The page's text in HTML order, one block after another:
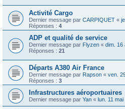
Activité Cargo
Dernier message par CARPIQUET «
Réponses : 4
ADP et qualité de service
Dernier message par Flyzen « dim. 16
Réponses : 21
Départs A380 Air France
Dernier message par Rapson « ven.
Réponses : 3
Infrastructures aéroportuaires
Dernier message par Yan « lun. 11